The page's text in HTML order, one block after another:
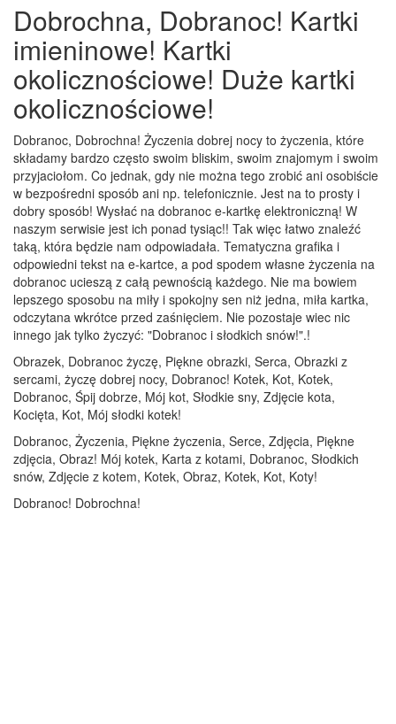
Dobrochna, Dobranoc! Kartki
imieninowe! Kartki
okolicznościowe! Duże kartki
okolicznościowe!
Dobranoc, Dobrochna! Życzenia dobrej nocy to życzenia, które
składamy bardzo często swoim bliskim, swoim znajomym i swoim
przyjaciołom. Co jednak, gdy nie można tego zrobić ani osobiście
w bezpośredni sposób ani np. telefonicznie. Jest na to prosty i
dobry sposób! Wysłać na dobranoc e-kartkę elektroniczną! W
naszym serwisie jest ich ponad tysiąc!! Tak więc łatwo znaleźć
taką, która będzie nam odpowiadała. Tematyczna grafika i
odpowiedni tekst na e-kartce, a pod spodem własne życzenia na
dobranoc ucieszą z całą pewnością każdego. Nie ma bowiem
lepszego sposobu na miły i spokojny sen niż jedna, miła kartka,
odczytana wkrótce przed zaśnięciem. Nie pozostaje wiec nic
innego jak tylko życzyć: "Dobranoc i słodkich snów!".!
Obrazek, Dobranoc życzę, Piękne obrazki, Serca, Obrazki z
sercami, życzę dobrej nocy, Dobranoc! Kotek, Kot, Kotek,
Dobranoc, Śpij dobrze, Mój kot, Słodkie sny, Zdjęcie kota,
Kocięta, Kot, Mój słodki kotek!
Dobranoc, Życzenia, Piękne życzenia, Serce, Zdjęcia, Piękne
zdjęcia, Obraz! Mój kotek, Karta z kotami, Dobranoc, Słodkich
snów, Zdjęcie z kotem, Kotek, Obraz, Kotek, Kot, Koty!
Dobranoc! Dobrochna!